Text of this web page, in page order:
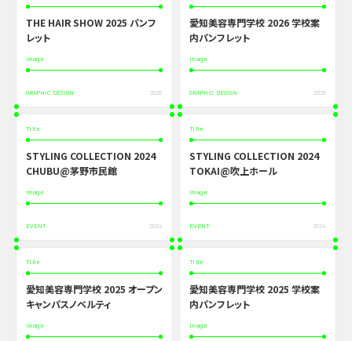
THE HAIR SHOW 2025 パンフ
レット
Image
GRAPHIC DESIGN 2025
愛知美容専門学校 2026 学校案
内パンフレット
Image
GRAPHIC DESIGN 2025
Title
STYLING COLLECTION 2024
CHUBU@茅野市民館
Image
EVENT 2024
Title
STYLING COLLECTION 2024
TOKAI@吹上ホール
Image
EVENT 2024
Title
愛知美容専門学校 2025 オープン
キャンパスノベルティ
Image
Title
愛知美容専門学校 2025 学校案
内パンフレット
Image